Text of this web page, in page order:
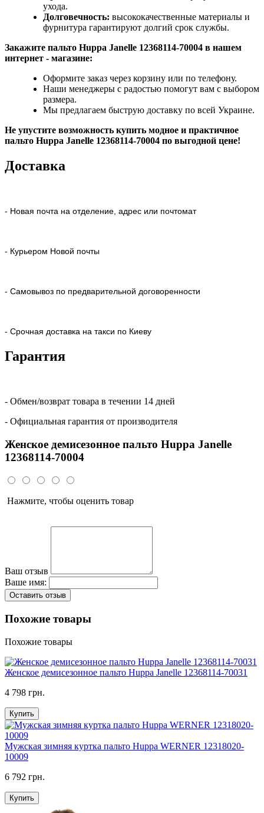
ухода.
Долговечность: высококачественные материалы и
фурнитура гарантируют долгий срок службы.
Закажите пальто Huppa Janelle 12368114-70004 в нашем
интернет - магазине:
Оформите заказ через корзину или по телефону.
Наши менеджеры с радостью помогут вам с выбором
размера.
Мы предлагаем быструю доставку по всей Украине.
Не упустите возможность купить модное и практичное
пальто Huppa Janelle 12368114-70004 по выгодной цене!
Доставка
- Новая почта на отделение, адрес или почтомат
- Курьером Новой почты
- Самовывоз по предварительной договоренности
- Срочная доставка на такси по Киеву
Гарантия
- Обмен/возврат товара в течении 14 дней
- Официальная гарантия от производителя
Женское демисезонное пальто Huppa Janelle
12368114-70004
Нажмите, чтобы оценить товар
Ваш отзыв
Ваше имя:
Оставить отзыв
Похожие товары
Похожие товары
Женское демисезонное пальто Huppa Janelle 12368114-70031
4 798 грн.
Купить
Мужская зимняя куртка пальто Huppa WERNER 12318020-
10009
6 792 грн.
Купить